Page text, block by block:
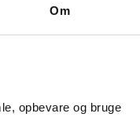
Om
opbevare og bruge